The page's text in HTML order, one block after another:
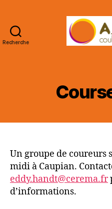
Recherche
Un groupe de coureurs
midi à Caupian.
eddy.handt@cerema.fr
d’informations.